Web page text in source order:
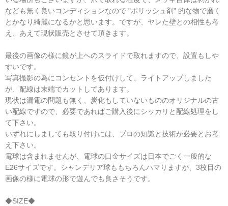
なども無く良いコンディションなので "ポリッシュ剤" 的な物で磨く
とかなり綺麗になるかと思います。ですが、ヤレた壁との相性も考
え、あえて現状販売とさせて頂きます。
最後の画像の様に鏡が上へのスライドで取れますので、設置もしや
すいです。
写真撮影の為にコンセントを仮付けして、ライトアップしました
が、配線は末端でカットしてあります。
現状は漏電の問題も無く、炭化もしていないもののオリジナルの古
い配線ですので、必要であればご購入後にシッカリと配線処理をし
て下さい。
いずれにしましても取り付けには、プロの知識と技術が必要とお考
え下さい。
電球は含まれませんが、電球の口金サイズは日本でごく一般的な
E26サイズです。シャンデリア球ももちろんハマりますが、3枚目の
画像の様に電球の形で遊んでも良さそうです。
◆SIZE◆